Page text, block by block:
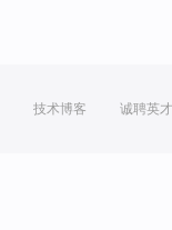
技术博客 诚聘英才